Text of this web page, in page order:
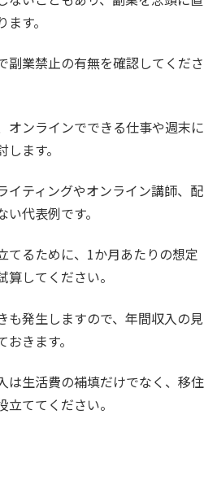
す。
副業禁止の有無を確認してくださ
オンラインでできる仕事や週末に
ます。
イティングやオンライン講師、配
代表例です。
てるために、1か月あたりの想定
してください。
も発生しますので、年間収入の見
きます。
は生活費の補填だけでなく、移住
ててください。